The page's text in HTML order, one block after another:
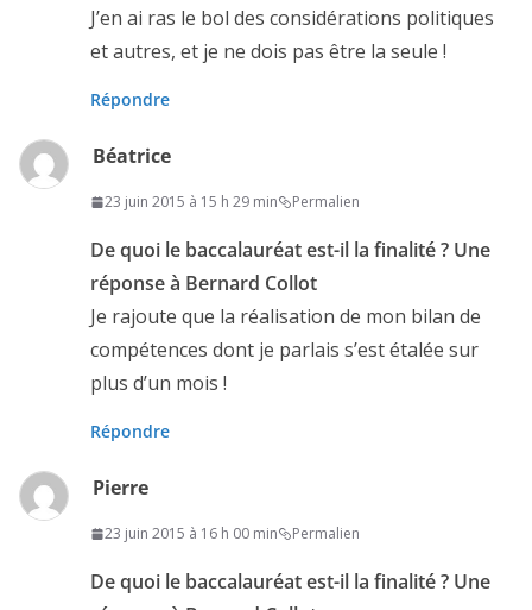
J’en ai ras le bol des considérations politiques
et autres, et je ne dois pas être la seule !
Répondre
Béatrice
23 juin 2015 à 15 h 29 min Permalien
De quoi le baccalauréat est-il la finalité ? Une
réponse à Bernard Collot
Je rajoute que la réalisation de mon bilan de
compétences dont je parlais s’est étalée sur
plus d’un mois !
Répondre
Pierre
23 juin 2015 à 16 h 00 min Permalien
De quoi le baccalauréat est-il la finalité ? Une